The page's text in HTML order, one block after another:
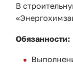
В
Обязанности: